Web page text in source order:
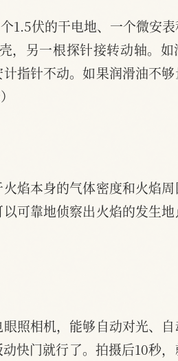
1.5伏的干电地、一个微安
，另一根探针接转动轴。
指针不动。如果润滑油不
焰本身的气体密度和火焰
可靠地侦察出火焰的发生
照相机，能够自动对光、自
快门就行了。拍摄后10秒